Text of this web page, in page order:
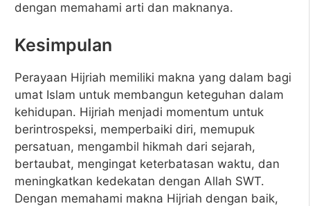
dengan memahami arti dan maknanya.
Kesimpulan
Perayaan Hijriah memiliki makna yang dalam bagi
umat Islam untuk membangun keteguhan dalam
kehidupan. Hijriah menjadi momentum untuk
berintrospeksi, memperbaiki diri, memupuk
persatuan, mengambil hikmah dari sejarah,
bertaubat, mengingat keterbatasan waktu, dan
meningkatkan kedekatan dengan Allah SWT.
Dengan memahami makna Hijriah dengan baik,